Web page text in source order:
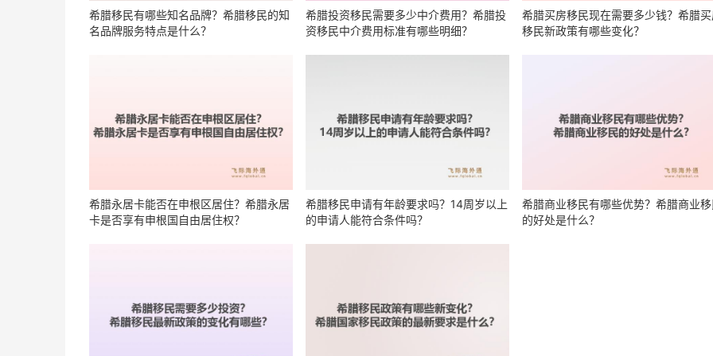
希腊移民有哪些知名品牌？希腊移民的知
名品牌服务特点是什么？
希腊投资移民需要多少中介费用？希腊投
资移民中介费用标准有哪些明细？
希腊买房移民现在需要多少钱？希腊
移民新政策有哪些变化？
希腊永居卡能否在申根区居住？希腊永居
卡是否享有申根国自由居住权？
希腊移民申请有年龄要求吗？14周岁以上
的申请人能符合条件吗？
希腊商业移民有哪些优势？希腊商业
的好处是什么？